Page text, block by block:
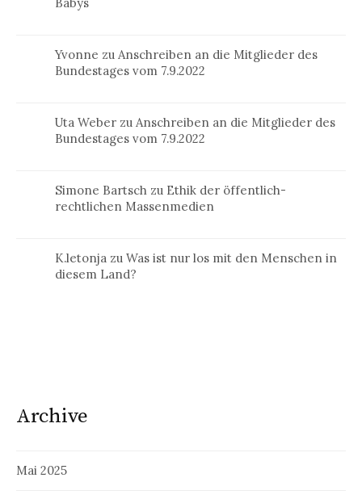
Yvonne zuAnschreiben an die Mitglieder des
Bundestages vom 7.9.2022
Uta Weber zuAnschreiben an die Mitglieder des
Bundestages vom 7.9.2022
Simone Bartsch zu Ethik der öffentlich-
rechtlichen Massenmedien
K.letonja zuWas ist nur los mit den Menschen in
diesem Land?
Archive
Mai 2025